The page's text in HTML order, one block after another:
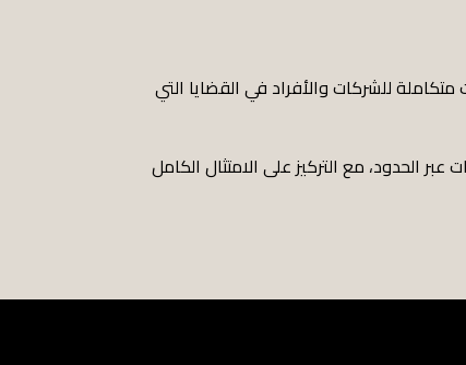
للشركات والأفراد في القضايا التي
الحدود، مع التركيز على الامتثال الكامل